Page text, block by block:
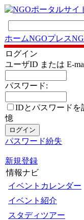
ホームNGOプレス
ログイン
ユーザID または E-
パスワード:
IDとパスワードを
憶
パスワード紛失
新規登録
情報ナビ
イベントカレンダー
イベント紹介
スタディツアー